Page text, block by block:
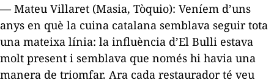
— Mateu Villaret (Masia, Tòquio): Veníem d’uns
anys en què la cuina catalana semblava seguir tota
una mateixa línia: la influència d’El Bulli estava
molt present i semblava que només hi havia una
manera de triomfar. Ara cada restaurador té veu